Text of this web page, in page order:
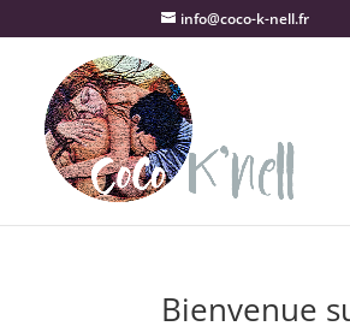
info@coco-k-nell.fr
Bienvenue